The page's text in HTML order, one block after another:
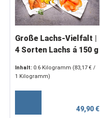
Große Lachs-Vielfalt |
4 Sorten Lachs á 150 g
Inhalt: 0.6 Kilogramm (83,17 € /
1 Kilogramm)
49,90 €